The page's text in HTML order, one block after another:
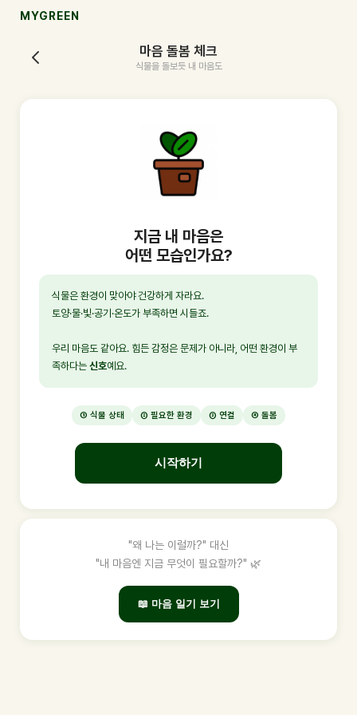
MYGREEN
마음 돌봄 체크
식물을 돌보듯 내 마음도
지금 내 마음은
어떤 모습인가요?
식물은 환경이 맞아야 건강하게 자라요.
토양·물·빛·공기·온도가 부족하면 시들죠.
우리 마음도 같아요. 힘든 감정은 문제가 아니라, 어떤 환경이 부
족하다는 신호예요.
① 식물 상태 ② 필요한 환경 ③ 연결 ④ 돌봄
시작하기
"왜 나는 이럴까?" 대신
"내 마음엔 지금 무엇이 필요할까?" 🌿
📖 마음 일기 보기